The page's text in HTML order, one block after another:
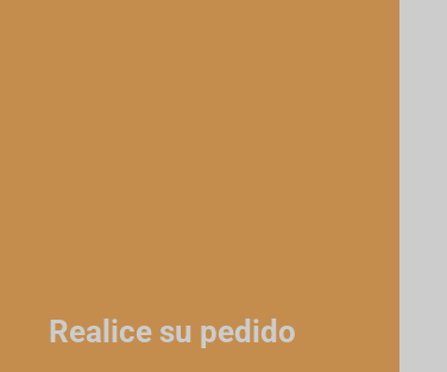
Realice su pedido